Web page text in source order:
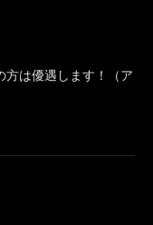
は優遇します！（ア